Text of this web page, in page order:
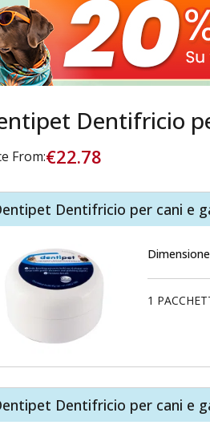
Dentifricio
From:€22.78
Dentifricio per cani e
1
Dentifricio per cani e